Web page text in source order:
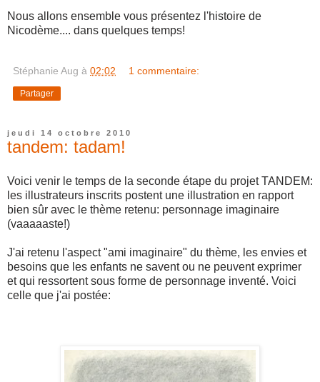
Nous allons ensemble vous présentez l'histoire de
Nicodème.... dans quelques temps!
Stéphanie Aug à 02:02 1 commentaire:
Partager
jeudi 14 octobre 2010
tandem: tadam!
Voici venir le temps de la seconde étape du projet TANDEM:
les illustrateurs inscrits postent une illustration en rapport
bien sûr avec le thème retenu: personnage imaginaire
(vaaaaaste!)
J'ai retenu l'aspect "ami imaginaire" du thème, les envies et
besoins que les enfants ne savent ou ne peuvent exprimer
et qui ressortent sous forme de personnage inventé. Voici
celle que j'ai postée: